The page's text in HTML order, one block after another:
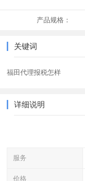
产品规格：
关键词
福田代理报税怎样
详细说明
服务
价格